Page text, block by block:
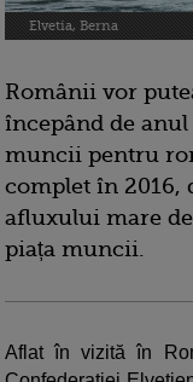
Elvetia, Berna
Românii vor
începând de
muncii pentru
complet în 2016,
afluxului mare
piața muncii.
Aflat în vizită în